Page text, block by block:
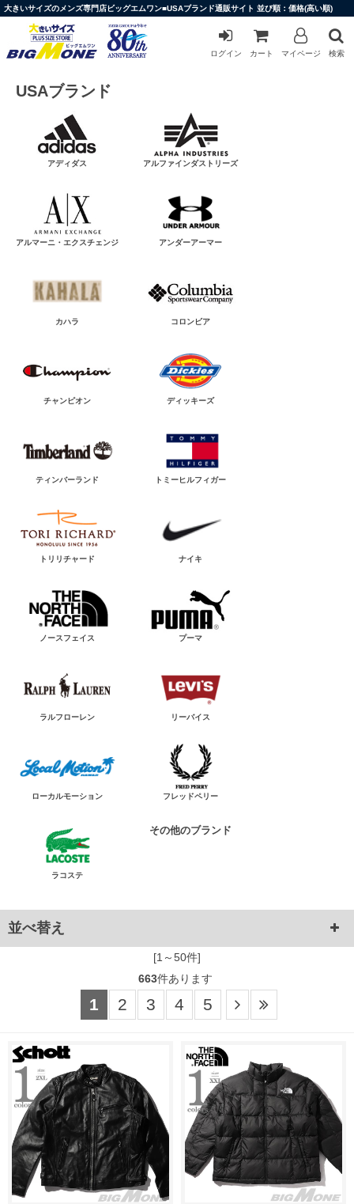
大きいサイズのメンズ専門店ビッグエムワン■USAブランド通販サイト 並び順：価格(高い順)
ログイン カート マイページ 検索
USAブランド
アディダス アルファインダストリーズ
アルマーニ・エクスチェンジ アンダーアーマー
カハラ コロンビア
チャンピオン ディッキーズ
ティンバーランド トミーヒルフィガー
トリリチャード ナイキ
ノースフェイス プーマ
ラルフローレン リーバイス
ローカルモーション フレッドペリー
ラコステ
その他のブランド
並べ替え
[1～50件]
663件あります
1 2 3 4 5